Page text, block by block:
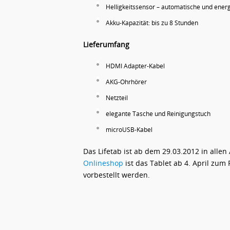
Helligkeitssensor – automatische und
Akku-Kapazität: bis zu 8 Stunden
Lieferumfang
HDMI Adapter-Kabel
AKG-Ohrhörer
Netzteil
elegante Tasche und Reinigungstuch
microUSB-Kabel
Das Lifetab ist ab dem 29.03.2012 in
Onlineshop ist das Tablet ab 4. April zum
vorbestellt werden.